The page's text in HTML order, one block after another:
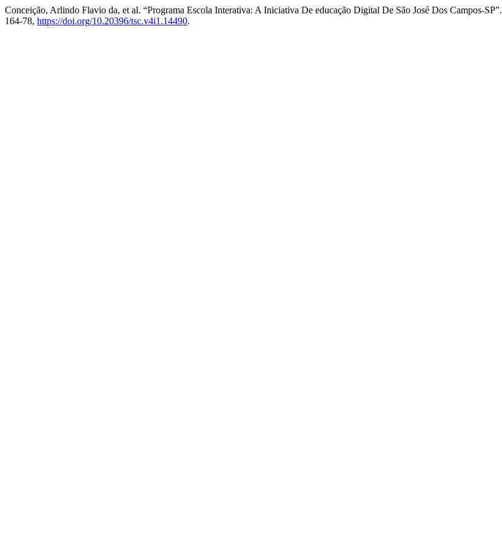
Conceição, Arlindo Flavio da, et al. “Programa Escola Interativa: A Iniciativa De educação Digital De São José Dos Campos-SP”.
164-78, https://doi.org/10.20396/tsc.v4i1.14490.